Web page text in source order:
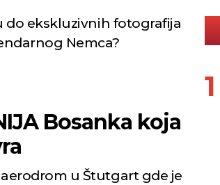
do ekskluzivnih fotografija
Nemca?
Bosanka koja
aerodrom u Štutgart gde je